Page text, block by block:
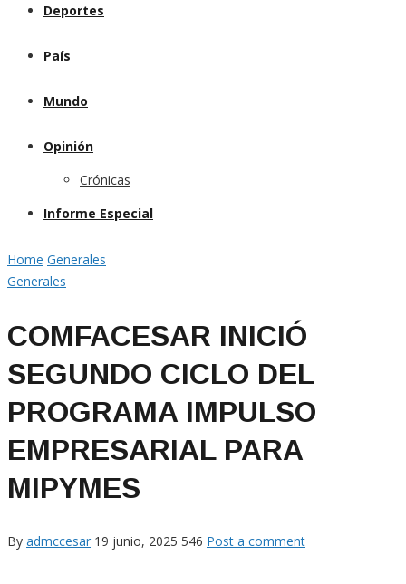
Deportes
País
Mundo
Opinión
Crónicas
Informe Especial
Home Generales
Generales
COMFACESAR INICIÓ
SEGUNDO CICLO DEL
PROGRAMA IMPULSO
EMPRESARIAL PARA
MIPYMES
By admccesar 19 junio, 2025 546 Post a comment